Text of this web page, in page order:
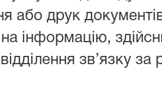
або друк
інформацію,
зв’язку